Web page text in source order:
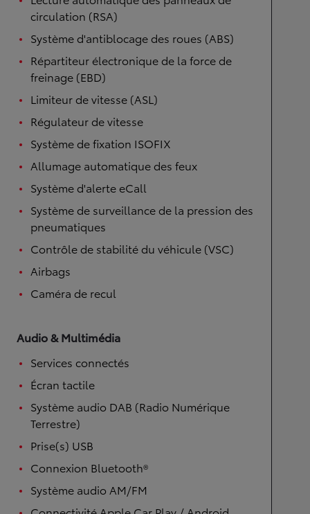
circulation (RSA)
Système d'antiblocage des roues (ABS)
Répartiteur électronique de la force de
freinage (EBD)
Limiteur de vitesse (ASL)
Régulateur de vitesse
Système de fixation ISOFIX
Allumage automatique des feux
Système d'alerte eCall
Système de surveillance de la pression des
pneumatiques
Contrôle de stabilité du véhicule (VSC)
Airbags
Caméra de recul
Audio & Multimédia
Services connectés
Écran tactile
Système audio DAB (Radio Numérique
Terrestre)
Prise(s) USB
Connexion Bluetooth®
Système audio AM/FM